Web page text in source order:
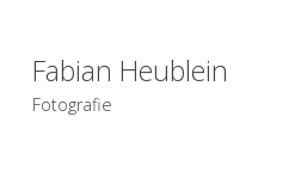
Fabian Heublein
Fotografie